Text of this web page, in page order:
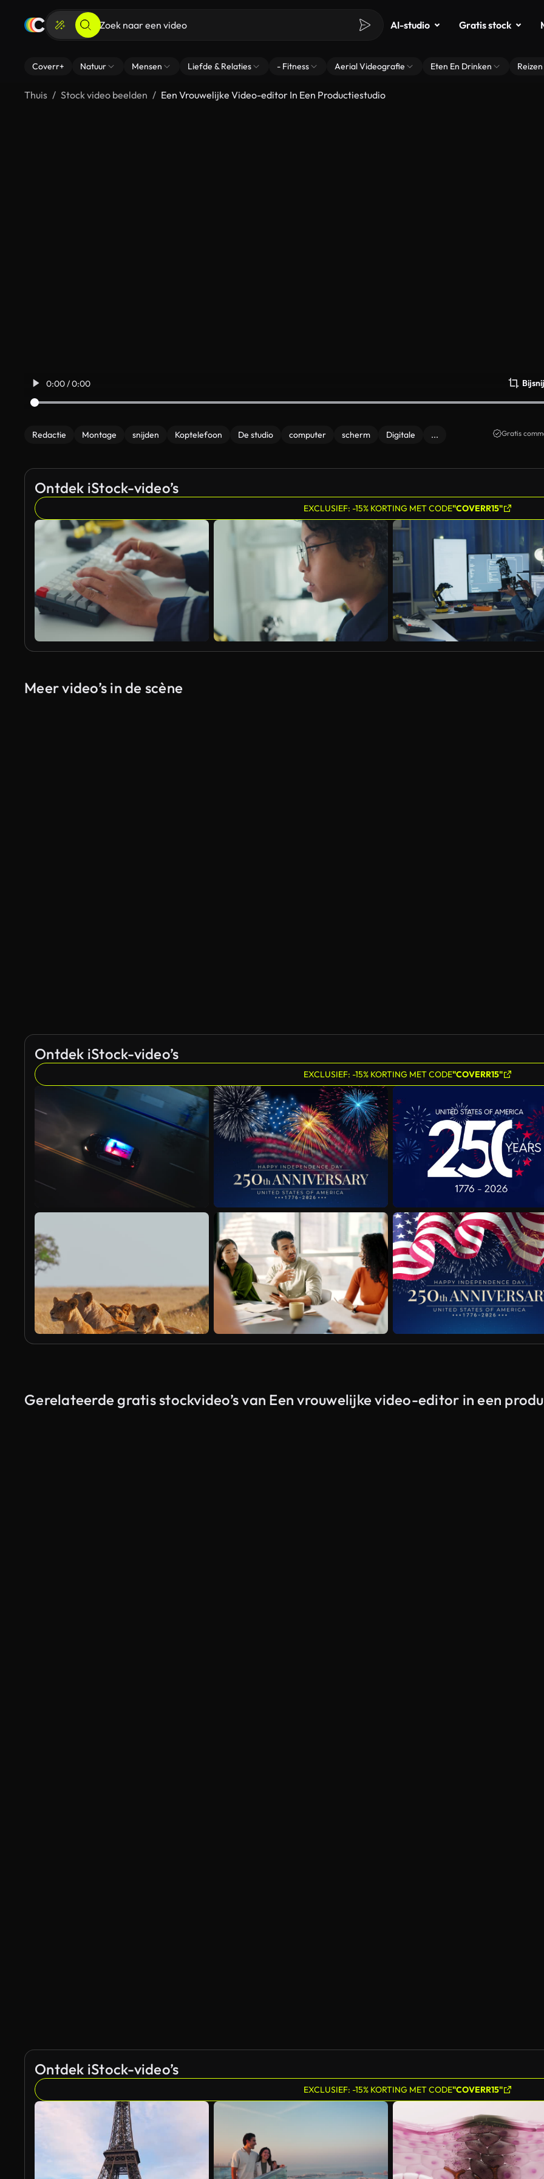
AI-studio Gratis stock
Coverr+ Natuur Mensen Liefde & Relaties - Fitness Aerial Videografie Eten En Drinken Reizen
Thuis Stock video beelden Een Vrouwelijke Video-editor In Een Productiestudio
0:00 / 0:00
Redactie Montage snijden Koptelefoon De studio computer scherm Digitale ... Gratis
Ontdek iStock-video’s
EXCLUSIEF: -15% KORTING MET CODE"COVERR15"
Meer video’s in de scène
Ontdek iStock-video’s
EXCLUSIEF: -15% KORTING MET CODE"COVERR15"
Gerelateerde gratis stockvideo’s van Een vrouwelijke video-editor in een
Ontdek iStock-video’s
EXCLUSIEF: -15% KORTING MET CODE"COVERR15"